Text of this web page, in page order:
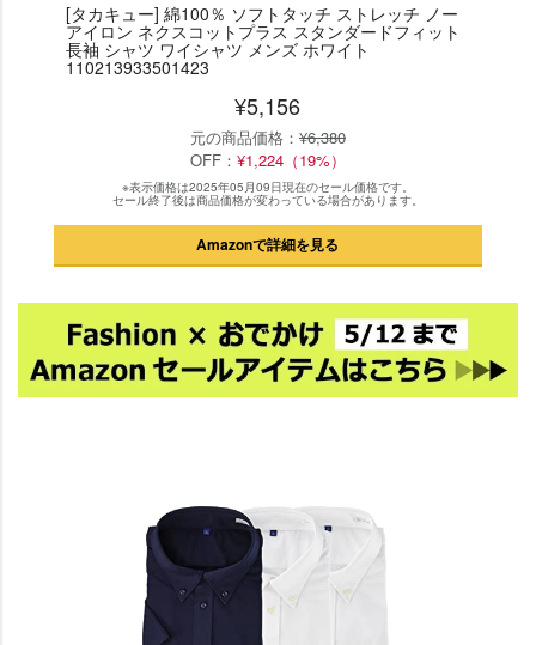
[タカキュー] 綿100％ ソフトタッチ ストレッチ ノー
アイロン ネクスコットプラス スタンダードフィット
長袖 シャツ ワイシャツ メンズ ホワイト
110213933501423
¥5,156
元の商品価格： ¥6,380
OFF： ¥1,224（19%）
※表示価格は2025年05月09日現在のセール価格です。
セール終了後は商品価格が変わっている場合があります。
Amazonで詳細を見る